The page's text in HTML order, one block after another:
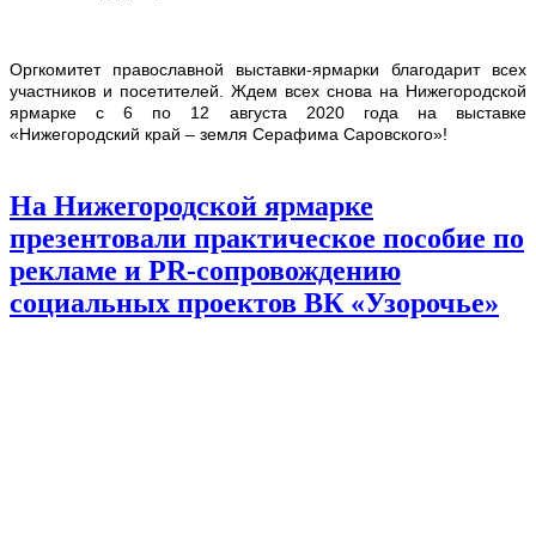
Оргкомитет православной выставки-ярмарки благодарит всех
участников и посетителей. Ждем всех снова на Нижегородской
ярмарке с 6 по 12 августа 2020 года на выставке
«Нижегородский край – земля Серафима Саровского»!
На Нижегородской ярмарке
презентовали практическое пособие по
рекламе и PR-сопровождению
социальных проектов ВК «Узорочье»